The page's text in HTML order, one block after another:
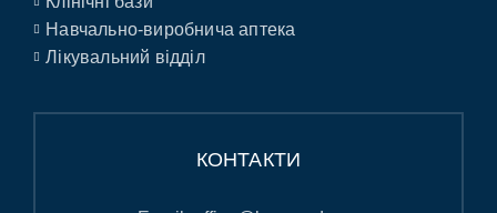
Навчально-виробнича аптека
Лікувальний відділ
КОНТАКТИ